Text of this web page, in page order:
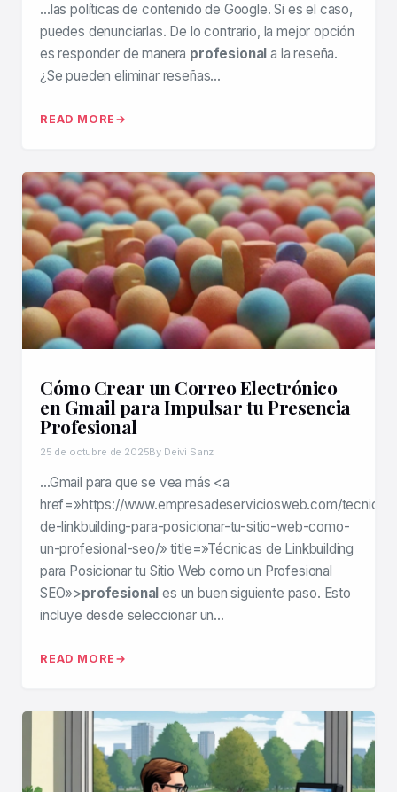
…las políticas de contenido de Google. Si es el caso,
puedes denunciarlas. De lo contrario, la mejor opción
es responder de manera profesional a la reseña.
¿Se pueden eliminar reseñas…
READ MORE
Cómo Crear un Correo Electrónico
en Gmail para Impulsar tu Presencia
Profesional
25 de octubre de 2025By Deivi Sanz
…Gmail para que se vea más <a
href=»https://www.empresadeserviciosweb.com/
de-linkbuilding-para-posicionar-tu-sitio-web-como-
un-profesional-seo/» title=»Técnicas de Linkbuilding
para Posicionar tu Sitio Web como un Profesional
SEO»>profesional es un buen siguiente paso. Esto
incluye desde seleccionar un…
READ MORE